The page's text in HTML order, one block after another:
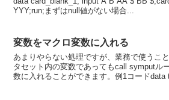
YYY;run;まずはnull値がない場合...
変数をマクロ変数に入れる
あまりやらない処理ですが、業務で使うこ
タセット内の変数であってもcall symputル
数に入れることができます。例1コードdata